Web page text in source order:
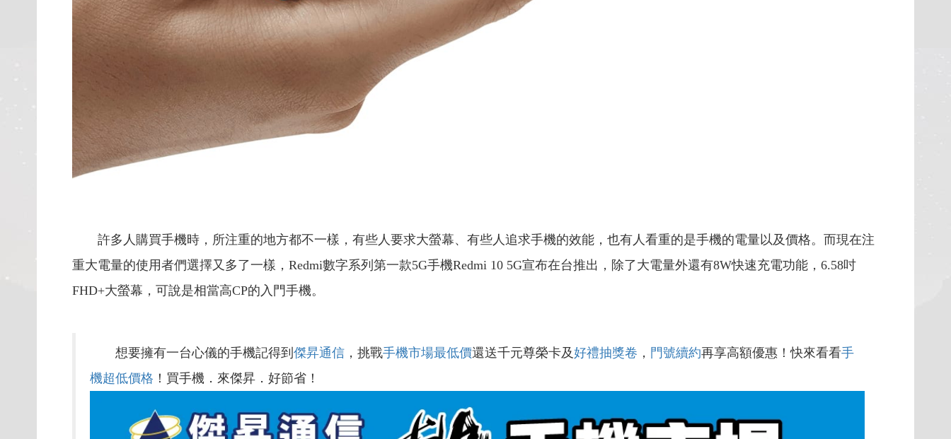
許多人購買手機時，所注重的地方都不一樣，有些人要求大螢幕、有些人追求手機的效能，也有人看重的是手機的電量以及價格。而現在注
重大電量的使用者們選擇又多了一樣，Redmi數字系列第一款5G手機Redmi 10 5G宣布在台推出，除了大電量外還有8W快速充電功能，6.58吋
FHD+大螢幕，可說是相當高CP的入門手機。
想要擁有一台心儀的手機記得到 傑昇通信 ，挑戰手機市場最低價還送千元尊榮卡及好禮抽獎卷 ， 門號續約再享高額優惠！快來看看手
機超低價格 ！買手機．來傑昇．好節省！